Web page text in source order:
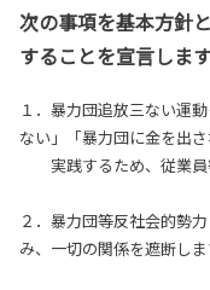
次の事項を基本方針
することを宣言します
１．暴力団追放三ない運
ない」「暴力団に金を出
実践するため、従業員
２．暴力団等反社会的勢
み、一切の関係を遮断しま